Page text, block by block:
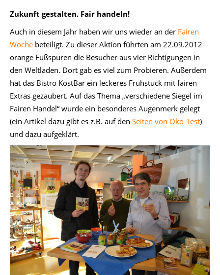
Zukunft gestalten. Fair handeln!
Auch in diesem Jahr haben wir uns wieder an der Fairen
Woche beteiligt. Zu dieser Aktion führten am 22.09.2012
orange Fußspuren die Besucher aus vier Richtigungen in
den Weltladen. Dort gab es viel zum Probieren. Außerdem
hat das Bistro KostBar ein leckeres Frühstück mit fairen
Extras gezaubert. Auf das Thema „verschiedene Siegel im
Fairen Handel“ wurde ein besonderes Augenmerk gelegt
(ein Artikel dazu gibt es z.B. auf den Seiten von Öko-Test)
und dazu aufgeklärt.